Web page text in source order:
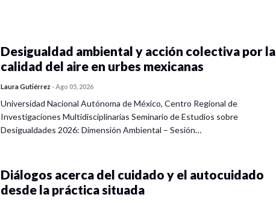
Desigualdad ambiental y acción colectiva por la
calidad del aire en urbes mexicanas
Laura Gutiérrez -Ago 05, 2026
Universidad Nacional Autónoma de México, Centro Regional de
Investigaciones Multidisciplinarias Seminario de Estudios sobre
Desigualdades 2026: Dimensión Ambiental – Sesión…
Diálogos acerca del cuidado y el autocuidado
desde la práctica situada